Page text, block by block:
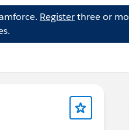
Registerthree or